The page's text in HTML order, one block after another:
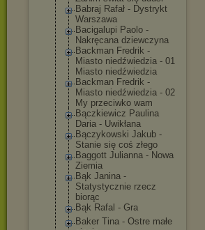
Babraj Rafał - Dystrykt
Warszawa
Bacigalupi Paolo -
Nakręcana dziewczyna
Backman Fredrik -
Miasto niedźwiedzia - 01
Miasto niedźwiedzia
Backman Fredrik -
Miasto niedźwiedzia - 02
My przeciwko wam
Bączkiewicz Paulina
Daria - Uwikłana
Bączykowski Jakub -
Stanie się coś złego
Baggott Julianna - Nowa
Ziemia
Bąk Janina -
Statystycznie rzecz
biorąc
Bąk Rafal - Gra
Baker Tina - Ostre małe